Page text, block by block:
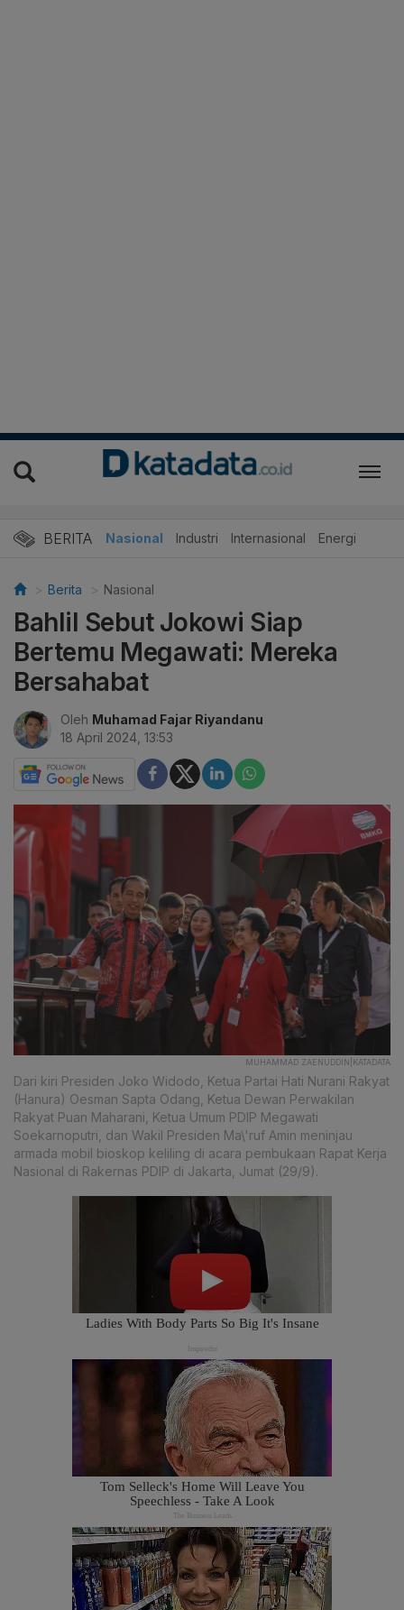
BERITA Nasional Industri Internasional Energi
Berita Nasional
Bahlil Sebut Jokowi Siap
Bertemu Megawati: Mereka
Bersahabat
Oleh Muhamad Fajar Riyandanu
18 April 2024, 13:53
MUHAMMAD ZAENUDDIN|KATADATA
Dari kiri Presiden Joko Widodo, Ketua Partai Hati Nurani Rakyat
(Hanura) Oesman Sapta Odang, Ketua Dewan Perwakilan
Rakyat Puan Maharani, Ketua Umum PDIP Megawati
Soekarnoputri, dan Wakil Presiden Ma\'ruf Amin meninjau
armada mobil bioskop keliling di acara pembukaan Rapat Kerja
Nasional di Rakernas PDIP di Jakarta, Jumat (29/9).